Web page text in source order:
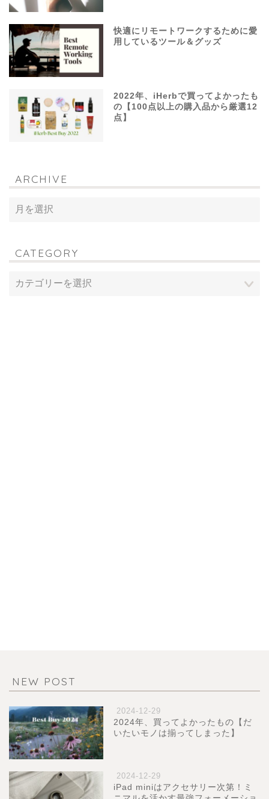
快適にリモートワークするために愛
用しているツール＆グッズ
2022年、iHerbで買ってよかったも
の【100点以上の購入品から厳選12
点】
ARCHIVE
CATEGORY
NEW POST
2024-12-29
2024年、買ってよかったもの【だ
いたいモノは揃ってしまった】
2024-12-29
iPad miniはアクセサリー次第！ミ